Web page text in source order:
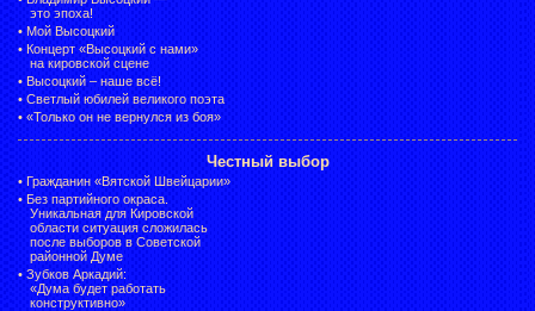
это эпоха!
• Мой Высоцкий
• Концерт «Высоцкий с нами»
на кировской сцене
• Высоцкий – наше всё!
• Светлый юбилей великого поэта
• «Только он не вернулся из боя»
Честный выбор
• Гражданин «Вятской Швейцарии»
• Без партийного окраса.
Уникальная для Кировской
области ситуация сложилась
после выборов в Советской
районной Думе
• Зубков Аркадий:
«Дума будет работать
конструктивно»